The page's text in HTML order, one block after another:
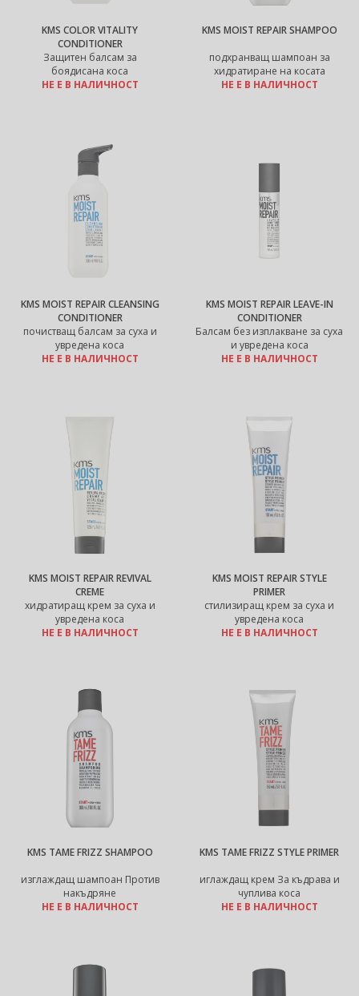
KMS COLOR VITALITY
CONDITIONER
Защитен балсам за
боядисана коса
НЕ Е В НАЛИЧНОСТ
KMS MOIST REPAIR SHAMPOO
подхранващ шампоан за
хидратиране на косата
НЕ Е В НАЛИЧНОСТ
KMS MOIST REPAIR CLEANSING
CONDITIONER
почистващ балсам за суха и
увредена коса
НЕ Е В НАЛИЧНОСТ
KMS MOIST REPAIR LEAVE-IN
CONDITIONER
Балсам без изплакване за суха
и увредена коса
НЕ Е В НАЛИЧНОСТ
KMS MOIST REPAIR REVIVAL
CREME
хидратиращ крем за суха и
увредена коса
НЕ Е В НАЛИЧНОСТ
KMS MOIST REPAIR STYLE
PRIMER
стилизиращ крем за суха и
увредена коса
НЕ Е В НАЛИЧНОСТ
KMS TAME FRIZZ SHAMPOO
изглаждащ шампоан Против
накъдряне
НЕ Е В НАЛИЧНОСТ
KMS TAME FRIZZ STYLE PRIMER
иглаждащ крем За къдрава и
чуплива коса
НЕ Е В НАЛИЧНОСТ